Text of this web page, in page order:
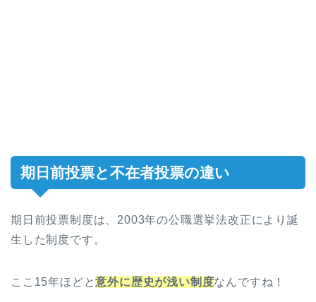
期日前投票と不在者投票の違い
期日前投票制度は、2003年の公職選挙法改正により誕
生した制度です。
ここ15年ほどと意外に歴史が浅い制度なんですね！